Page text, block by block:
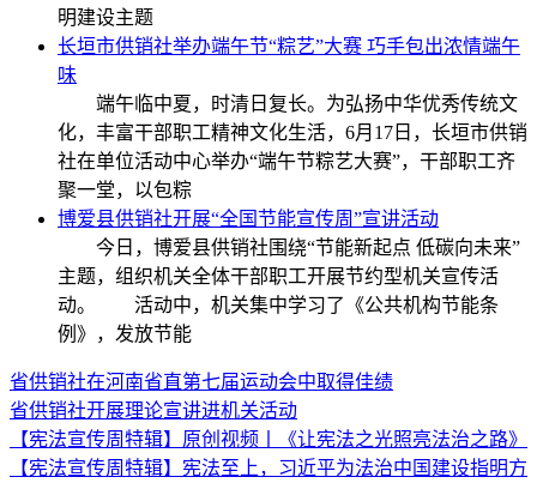
明建设主题
长垣市供销社举办端午节“粽艺”大赛 巧手包出浓情端午
味
端午临中夏，时清日复长。为弘扬中华优秀传统文
化，丰富干部职工精神文化生活，6月17日，长垣市供销
社在单位活动中心举办“端午节粽艺大赛”，干部职工齐
聚一堂，以包粽
博爱县供销社开展“全国节能宣传周”宣讲活动
今日，博爱县供销社围绕“节能新起点 低碳向未来”
主题，组织机关全体干部职工开展节约型机关宣传活
动。 活动中，机关集中学习了《公共机构节能条
例》，发放节能
省供销社在河南省直第七届运动会中取得佳绩
省供销社开展理论宣讲进机关活动
【宪法宣传周特辑】原创视频丨《让宪法之光照亮法治之路》
【宪法宣传周特辑】宪法至上，习近平为法治中国建设指明方